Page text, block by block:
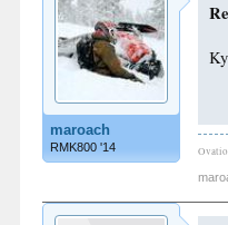
maroach
RMK800 '14